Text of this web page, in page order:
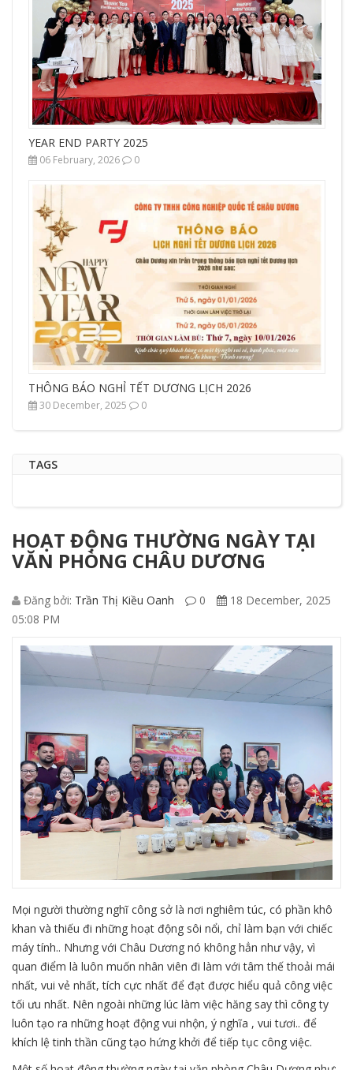
YEAR END PARTY 2025
06 February, 2026 0
THÔNG BÁO NGHỈ TẾT DƯƠNG LỊCH 2026
30 December, 2025 0
TAGS
HOẠT ĐỘNG THƯỜNG NGÀY TẠI
VĂN PHÒNG CHÂU DƯƠNG
Đăng bởi: Trần Thị Kiều Oanh 0
18 December, 2025
05:08 PM
Mọi người thường nghĩ công sở là nơi nghiêm túc, có phần khô
khan và thiếu đi những hoạt động sôi nổi, chỉ làm bạn với chiếc
máy tính.. Nhưng với Châu Dương nó không hẳn như vậy, vì
quan điểm là luôn muốn nhân viên đi làm với tâm thế thoải mái
nhất, vui vẻ nhất, tích cực nhất để đạt được hiểu quả công việc
tối ưu nhất. Nên ngoài những lúc làm việc hăng say thì công ty
luôn tạo ra những hoạt động vui nhộn, ý nghĩa , vui tươi.. để
khích lệ tinh thần cũng tạo hứng khởi để tiếp tục công việc.